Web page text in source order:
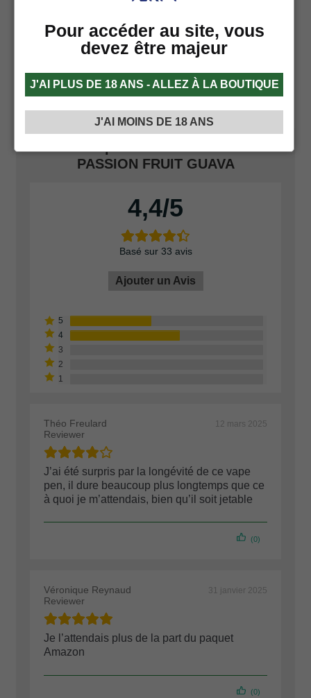
Pour cette raison, Terpy offre toujours au client la
possibilité de choisir la quantité souhaitée de PG et de
ses propres goûts.
PASSION FRUIT GUAVA
4,4
Basé sur 33 avis
Ajouter un Avis
Théo Freulard
Reviewer
12 mars 2025
J’ai été surpris par la longévité de ce vape
pen, il dure beaucoup plus longtemps que ce
à quoi je m’attendais, bien qu’il soit jetable
(0)
Véronique Reynaud
Reviewer
31 janvier 2025
Je l’attendais plus de la part du paquet
Amazon
(0)
Pour accéder au site, vous
devez être majeur
J'AI PLUS DE 18 ANS - ALLEZ À LA BOUTIQUE
J'AI MOINS DE 18 ANS